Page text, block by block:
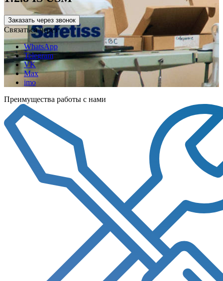
Заказать через звонок
Связаться через
WhatsApp
Telegram
VK
Max
imo
Преимущества работы с нами